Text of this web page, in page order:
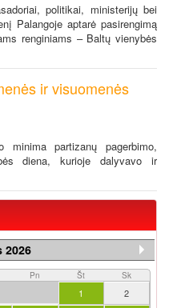
politikai, ministerijų bei
Palangoje aptarė pasirengimą
renginiams – Baltų vienybės
ir visuomenės
minima partizanų pagerbimo,
diena, kurioje dalyvavo ir
2026
Pn Št Sk
1
2